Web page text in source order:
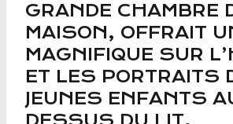
GRANDE CHAMBRE
MAISON, OFFRAIT
MAGNIFIQUE SUR
ET LES PORTRAITS
JEUNES ENFANTS